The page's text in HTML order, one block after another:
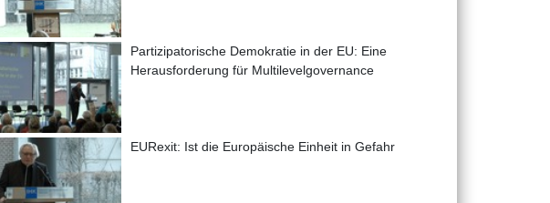
Partizipatorische Demokratie in der EU: Eine
Herausforderung für Multilevelgovernance
EURexit: Ist die Europäische Einheit in Gefahr